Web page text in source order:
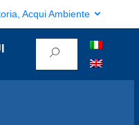
Acqui Ambiente